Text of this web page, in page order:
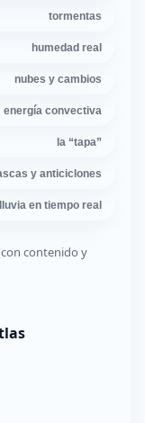
tormentas
humedad real
nubes y cambios
energía convectiva
la “tapa”
y anticiclones
lluvia en tiempo real
contenido y